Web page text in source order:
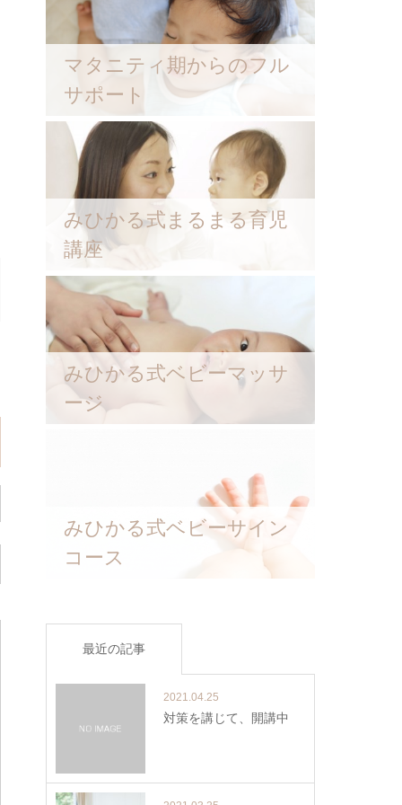
マタニティ期からのフル
サポート
みひかる式まるまる育児
講座
みひかる式ベビーマッサ
ージ
みひかる式ベビーサイン
コース
最近の記事
2021.04.25
対策を講じて、開講中